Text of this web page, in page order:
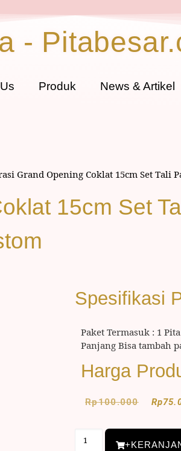
-
Produk News & Artikel
Grand Opening Coklat 15cm Set Tali
15cm Set
Spesifikasi
Paket Termasuk : 1
Panjang Bisa tambah
Harga
Rp100.000 Rp